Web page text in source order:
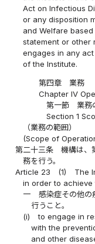
Act on Infectious
or any disposition
and Welfare
statement or other
engages in any
of the Institute.
第四章 業務
Chapter IV
第一節 業務
Section 1
（業務の範囲）
(Scope of
第二十三条
機構は、
務を行う。
Article 23
(1)
The
in order to achieve
一
感染症その他の
行うこと。
(i)
to engage in
with the
and other